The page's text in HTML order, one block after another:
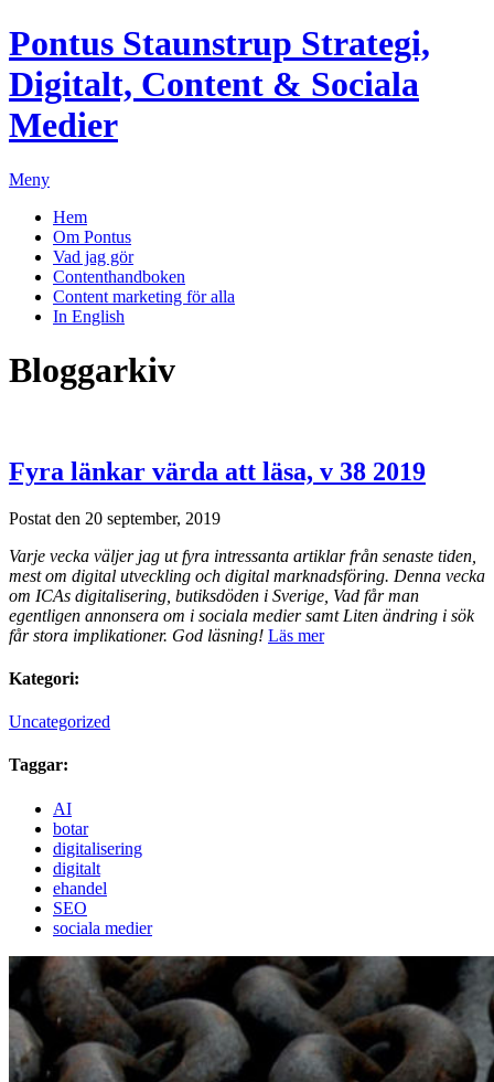
Pontus Staunstrup Strategi,
Digitalt, Content & Sociala
Medier
Meny
Hem
Om Pontus
Vad jag gör
Contenthandboken
Content marketing för alla
In English
Bloggarkiv
Fyra länkar värda att läsa, v 38 2019
Postat den 20 september, 2019
Varje vecka väljer jag ut fyra intressanta artiklar från senaste tiden,
mest om digital utveckling och digital marknadsföring. Denna vecka
om ICAs digitalisering, butiksdöden i Sverige, Vad får man
egentligen annonsera om i sociala medier samt Liten ändring i sök
får stora implikationer. God läsning! Läs mer
Kategori:
Uncategorized
Taggar:
AI
botar
digitalisering
digitalt
ehandel
SEO
sociala medier